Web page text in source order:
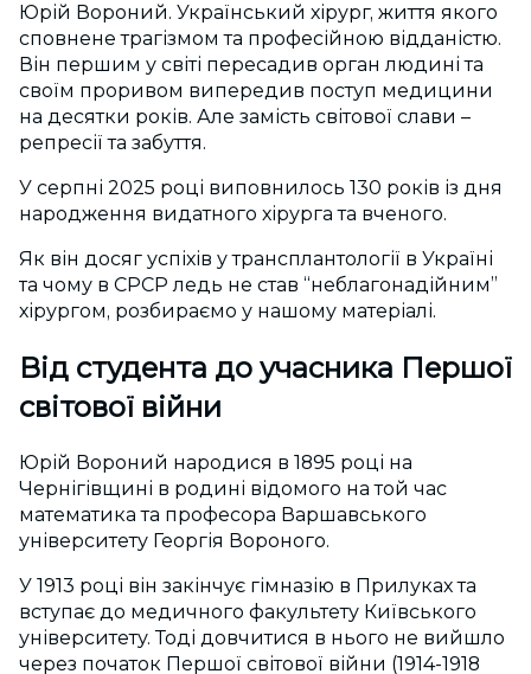
Юрій Вороний. Український хірург, життя якого
сповнене трагізмом та професійною відданістю.
Він першим у світі пересадив орган людині та
своїм проривом випередив поступ медицини
на десятки років. Але замість світової слави –
репресії та забуття.
У серпні 2025 році виповнилось 130 років із дня
народження видатного хірурга та вченого.
Як він досяг успіхів у трансплантології в Україні
та чому в СРСР ледь не став “неблагонадійним”
хірургом, розбираємо у нашому матеріалі.
Від студента до учасника Першої
світової війни
Юрій Вороний народися в 1895 році на
Чернігівщині в родині відомого на той час
математика та професора Варшавського
університету Георгія Вороного.
У 1913 році він закінчує гімназію в Прилуках та
вступає до медичного факультету Київського
університету. Тоді довчитися в нього не вийшло
через початок Першої світової війни (1914-1918